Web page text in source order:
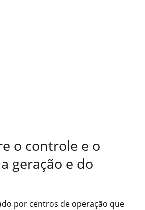
o controle e o
geração e do
por centros de operação que